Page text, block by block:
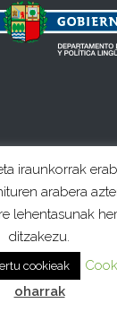
iraunkorrak
arabera
lehentasunak
ditzakezu.
cookieak
oharrak